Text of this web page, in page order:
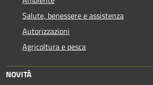
Salute, benessere e assistenza
Autorizzazioni
Agricoltura e pesca
NOVITÀ